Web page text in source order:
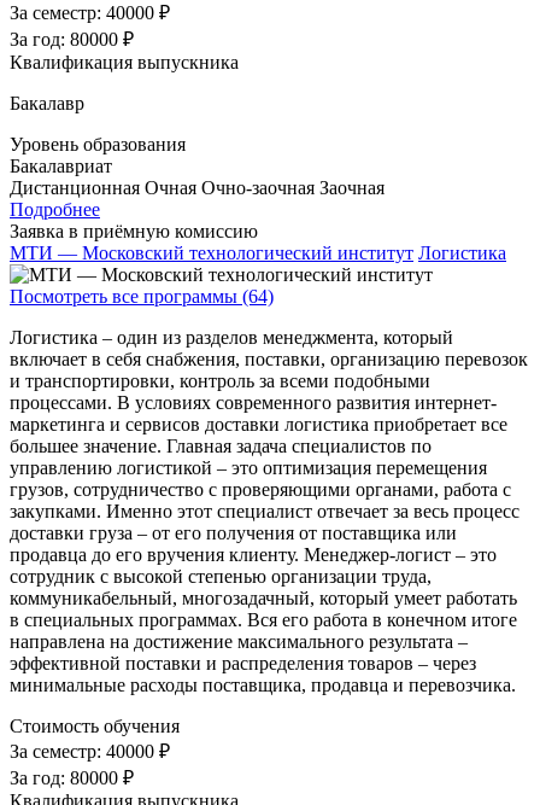
За семестр: 40000 ₽
За год: 80000 ₽
Квалификация выпускника
Бакалавр
Уровень образования
Бакалавриат
Дистанционная Очная Очно-заочная Заочная
Подробнее
Заявка в приёмную комиссию
МТИ — Московский технологический институт Логистика
Посмотреть все программы (64)
Логистика – один из разделов менеджмента, который
включает в себя снабжения, поставки, организацию перевозок
и транспортировки, контроль за всеми подобными
процессами. В условиях современного развития интернет-
маркетинга и сервисов доставки логистика приобретает все
большее значение. Главная задача специалистов по
управлению логистикой – это оптимизация перемещения
грузов, сотрудничество с проверяющими органами, работа с
закупками. Именно этот специалист отвечает за весь процесс
доставки груза – от его получения от поставщика или
продавца до его вручения клиенту. Менеджер-логист – это
сотрудник с высокой степенью организации труда,
коммуникабельный, многозадачный, который умеет работать
в специальных программах. Вся его работа в конечном итоге
направлена на достижение максимального результата –
эффективной поставки и распределения товаров – через
минимальные расходы поставщика, продавца и перевозчика.
Стоимость обучения
За семестр: 40000 ₽
За год: 80000 ₽